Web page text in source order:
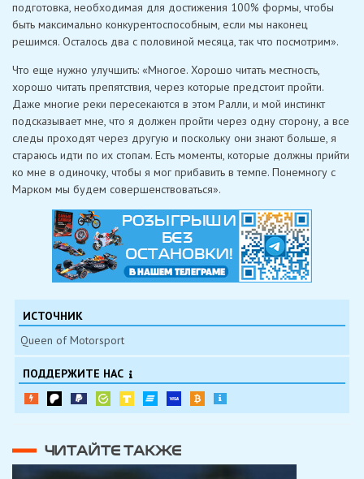
подготовка, необходимая для достижения 100% формы, чтобы
быть максимально конкурентоспособным, если мы наконец
решимся. Осталось два с половиной месяца, так что посмотрим».
Что еще нужно улучшить: «Многое. Хорошо читать местность,
хорошо читать препятствия, через которые предстоит пройти.
Даже многие реки пересекаются в этом Ралли, и мой инстинкт
подсказывает мне, что я должен пройти через одну сторону, а все
следы проходят через другую и поскольку они знают больше, я
стараюсь идти по их стопам. Есть моменты, которые должны прийти
ко мне в одиночку, чтобы я мог прибавить в темпе. Понемногу с
Марком мы будем совершенствоваться».
ИСТОЧНИК
Queen of Motorsport
ПОДДЕРЖИТЕ НАС
ЧИТАЙТЕ ТАКЖЕ